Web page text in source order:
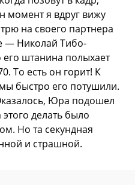
момент я вдруг вижу
на своего партнера
— Николай Тибо-
штанина полыхает
То есть он горит! К
быстро его потушили.
Юра подошел
делать было
Но та секундная
и страшной.